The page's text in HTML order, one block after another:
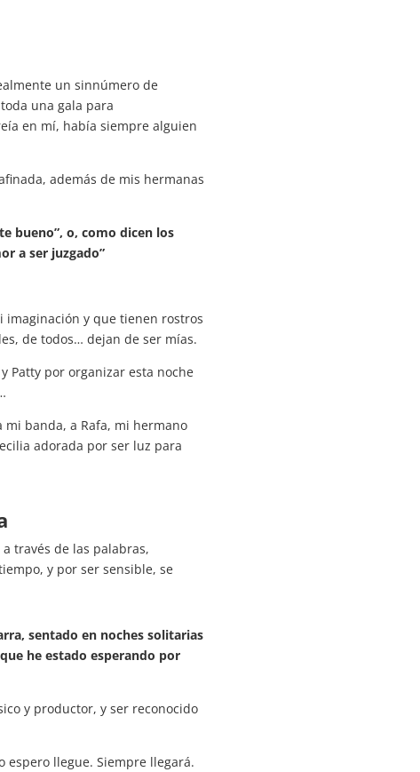
un sinnúmero de
una gala para
en mí, había siempre alguien
además de mis hermanas
bueno”, o, como dicen los
a ser juzgado”
imaginación y que tienen rostros
de todos… dejan de ser mías.
Patty por organizar esta noche
mi banda, a Rafa, mi hermano
adorada por ser luz para
través de las palabras,
y por ser sensible, se
sentado en noches solitarias
he estado esperando por
y productor, y ser reconocido
espero llegue. Siempre llegará.